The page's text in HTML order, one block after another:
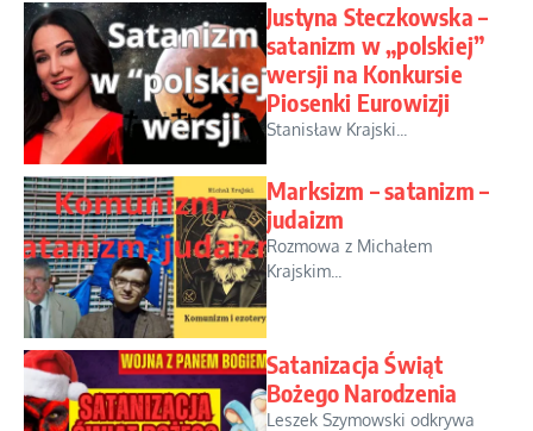
Justyna Steczkowska –
satanizm w „polskiej”
wersji na Konkursie
Piosenki Eurowizji
Stanisław Krajski...
Marksizm – satanizm –
judaizm
Rozmowa z Michałem
Krajskim...
Satanizacja Świąt
Bożego Narodzenia
Leszek Szymowski odkrywa